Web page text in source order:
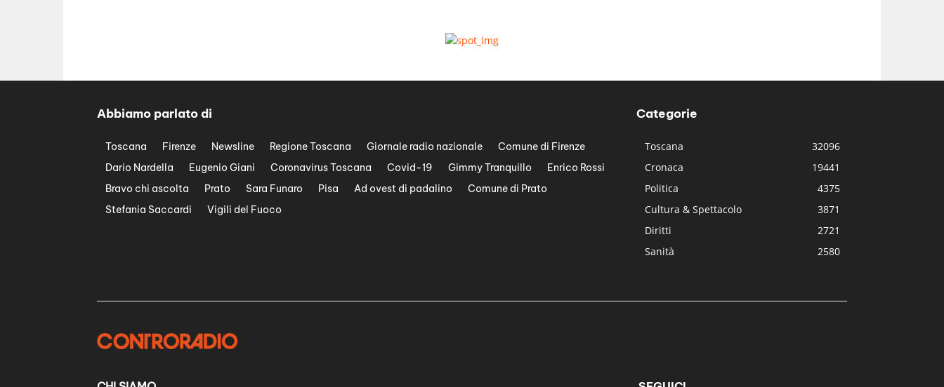
Abbiamo parlato di
Toscana Firenze Newsline Regione Toscana Giornale radio nazionale
Comune di Firenze
Dario Nardella
Eugenio Giani Coronavirus Toscana Covid-19 Gimmy Tranquillo
Enrico Rossi
Bravo chi ascolta
Prato Sara Funaro Pisa Ad ovest di padalino
Comune di Prato
Stefania Saccardi
Vigili del Fuoco
Categorie
Toscana
32096
Cronaca
19441
Politica
4375
Cultura & Spettacolo
3871
Diritti
2721
Sanità
2580